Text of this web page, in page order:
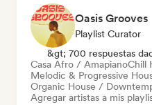
Oasis Grooves
Playlist Curator
&gt; 700 respuestas
Casa Afro / AmapianoChill
Melodic & Progressive
Organic House /
Agregar artistas a mis